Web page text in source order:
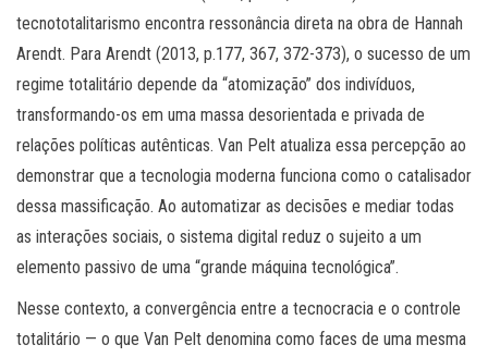
tecnototalitarismo encontra ressonância direta na obra de Hannah
Arendt. Para Arendt (2013, p.177, 367, 372-373), o sucesso de um
regime totalitário depende da “atomização” dos indivíduos,
transformando-os em uma massa desorientada e privada de
relações políticas autênticas. Van Pelt atualiza essa percepção ao
demonstrar que a tecnologia moderna funciona como o catalisador
dessa massificação. Ao automatizar as decisões e mediar todas
as interações sociais, o sistema digital reduz o sujeito a um
elemento passivo de uma “grande máquina tecnológica”.
Nesse contexto, a convergência entre a tecnocracia e o controle
totalitário — o que Van Pelt denomina como faces de uma mesma